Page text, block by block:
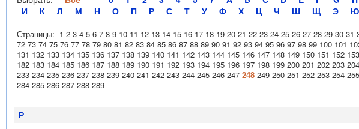
И
К Л М Н О П Р С Т У Ф Х Ц Ч Ш Щ Э Ю
Страницы: 1 2 3 4 5 6 7 8 9 10 11 12 13 14 15 16 17 18 19 20 21 22 23 24 25 26 27 28 29 30 31
72 73 74 75 76 77 78 79 80 81 82 83 84 85 86 87 88 89 90 91 92 93 94 95 96 97 98 99 100 101
131 132 133 134 135 136 137 138 139 140 141 142 143 144 145 146 147 148 149 150 151 152 153
182 183 184 185 186 187 188 189 190 191 192 193 194 195 196 197 198 199 200 201 202 203 204
233 234 235 236 237 238 239 240 241 242 243 244 245 246 247 248 249 250 251 252 253 254 255
284 285 286 287 288 289
Р